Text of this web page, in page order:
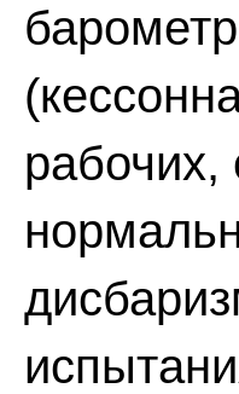
рабочих,